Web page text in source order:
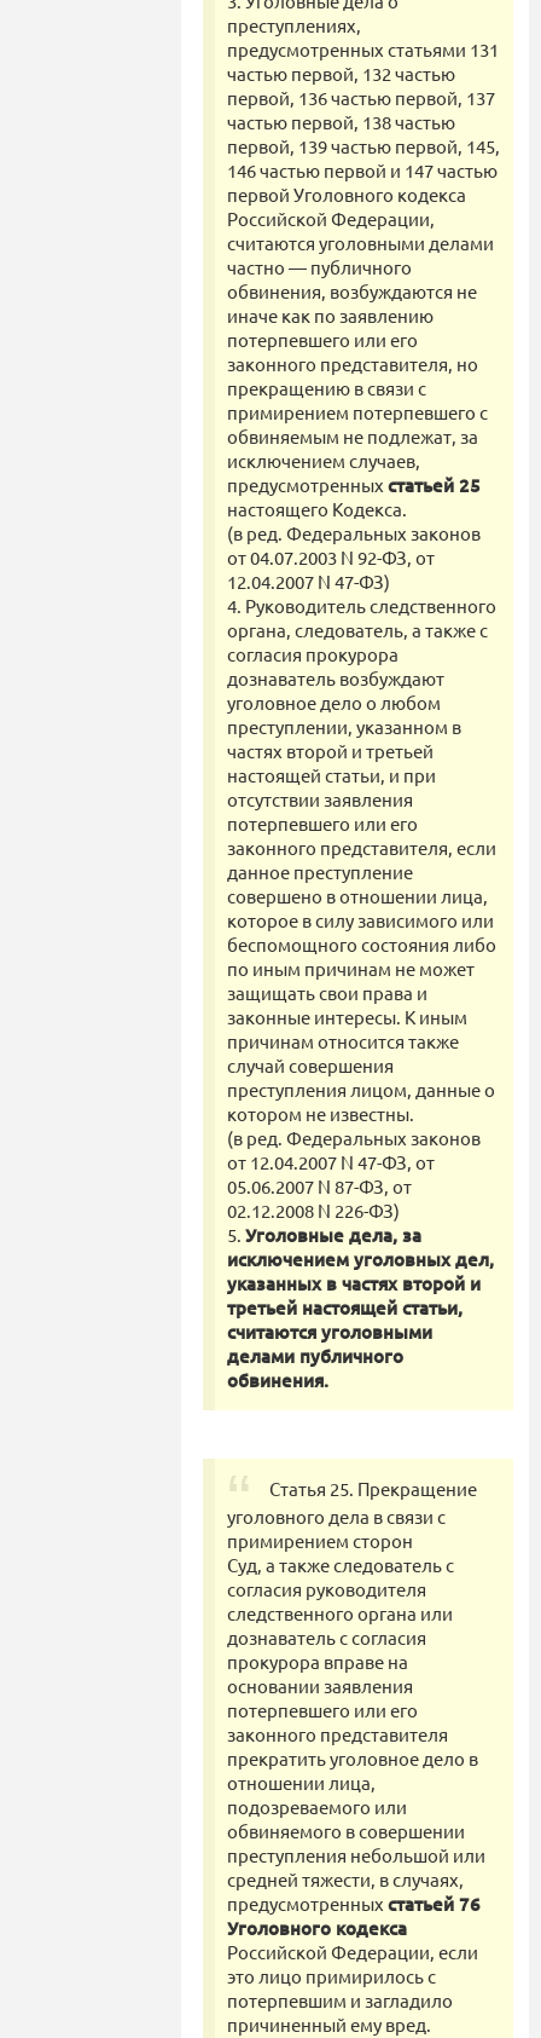
преступлениях,
предусмотренных статьями 131
частью первой, 132 частью
первой, 136 частью первой, 137
частью первой, 138 частью
первой, 139 частью первой, 145,
146 частью первой и 147 частью
первой Уголовного кодекса
Российской Федерации,
считаются уголовными делами
частно — публичного
обвинения, возбуждаются не
иначе как по заявлению
потерпевшего или его
законного представителя, но
прекращению в связи с
примирением потерпевшего с
обвиняемым не подлежат, за
исключением случаев,
предусмотренных статьей 25
настоящего Кодекса.
(в ред. Федеральных законов
от 04.07.2003 N 92-ФЗ, от
12.04.2007 N 47-ФЗ)
4. Руководитель следственного
органа, следователь, а также с
согласия прокурора
дознаватель возбуждают
уголовное дело о любом
преступлении, указанном в
частях второй и третьей
настоящей статьи, и при
отсутствии заявления
потерпевшего или его
законного представителя, если
данное преступление
совершено в отношении лица,
которое в силу зависимого или
беспомощного состояния либо
по иным причинам не может
защищать свои права и
законные интересы. К иным
причинам относится также
случай совершения
преступления лицом, данные о
котором не известны.
(в ред. Федеральных законов
от 12.04.2007 N 47-ФЗ, от
05.06.2007 N 87-ФЗ, от
02.12.2008 N 226-ФЗ)
5. Уголовные дела, за
исключением уголовных дел,
указанных в частях второй и
третьей настоящей статьи,
считаются уголовными
делами публичного
обвинения.
Статья 25. Прекращение
уголовного дела в связи с
примирением сторон
Суд, а также следователь с
согласия руководителя
следственного органа или
дознаватель с согласия
прокурора вправе на
основании заявления
потерпевшего или его
законного представителя
прекратить уголовное дело в
отношении лица,
подозреваемого или
обвиняемого в совершении
преступления небольшой или
средней тяжести, в случаях,
предусмотренных статьей 76
Уголовного кодекса
Российской Федерации, если
это лицо примирилось с
потерпевшим и загладило
причиненный ему вред.